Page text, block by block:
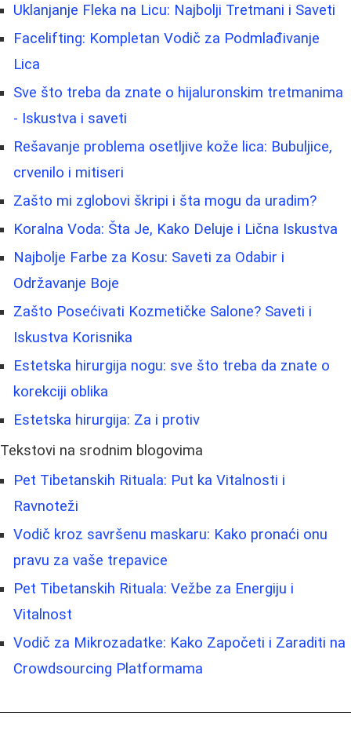
Uklanjanje Fleka na Licu: Najbolji Tretmani i Saveti
Facelifting: Kompletan Vodič za Podmlađivanje
Lica
Sve što treba da znate o hijaluronskim tretmanima
- Iskustva i saveti
Rešavanje problema osetljive kože lica: Bubuljice,
crvenilo i mitiseri
Zašto mi zglobovi škripi i šta mogu da uradim?
Koralna Voda: Šta Je, Kako Deluje i Lična Iskustva
Najbolje Farbe za Kosu: Saveti za Odabir i
Održavanje Boje
Zašto Posećivati Kozmetičke Salone? Saveti i
Iskustva Korisnika
Estetska hirurgija nogu: sve što treba da znate o
korekciji oblika
Estetska hirurgija: Za i protiv
Tekstovi na srodnim blogovima
Pet Tibetanskih Rituala: Put ka Vitalnosti i
Ravnoteži
Vodič kroz savršenu maskaru: Kako pronaći onu
pravu za vaše trepavice
Pet Tibetanskih Rituala: Vežbe za Energiju i
Vitalnost
Vodič za Mikrozadatke: Kako Započeti i Zaraditi na
Crowdsourcing Platformama